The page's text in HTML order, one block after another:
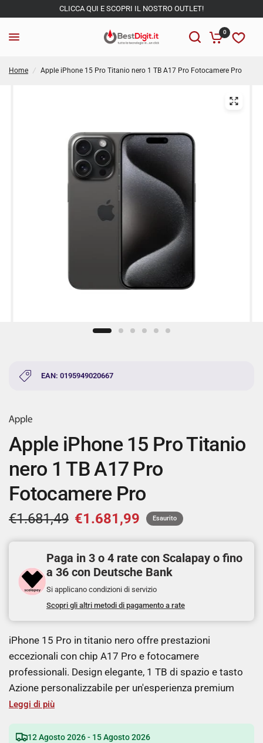
CLICCA QUI E SCOPRI IL NOSTRO OUTLET!
0
Home / Apple iPhone 15 Pro Titanio nero 1 TB A17 Pro Fotocamere Pro
EAN: 0195949020667
Apple iPhone 15 Pro Titanio
nero 1 TB A17 Pro
Fotocamere Pro
€1.681,49 €1.681,99 Esaurito
Paga in 3 o 4 rate con Scalapay o fino
a 36 con Deutsche Bank
Si applicano condizioni di servizio
Scopri gli altri metodi di pagamento a rate
iPhone 15 Pro in titanio nero offre prestazioni
eccezionali con chip A17 Pro e fotocamere
professionali. Design elegante, 1 TB di spazio e tasto
Azione personalizzabile per un'esperienza premium
Leggi di più
12 Agosto 2026 - 15 Agosto 2026